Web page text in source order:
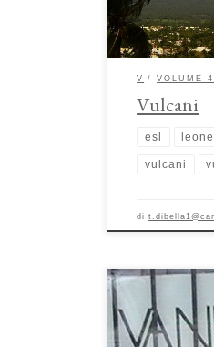
nella eccezionale
V VOLUME 4
Vulcani
esl leone
vulcani
di
Le stanze del
l’uso di sostanze